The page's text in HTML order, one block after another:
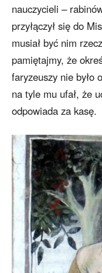
nauczycieli –
przyłączył się do
musiał być nim
pamiętajmy, że
faryzeuszy nie było
na tyle mu ufał, że
odpowiada za kasę.